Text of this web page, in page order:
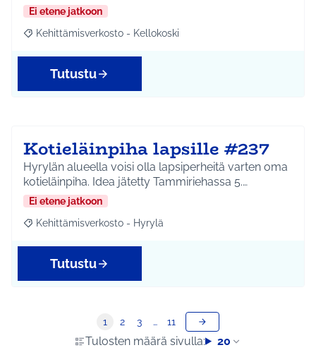
Ei etene jatkoon
Rajaa tulokset aihepiirin mukaan: Kehittämisverkosto -
Kehittämisverkosto - Kellokoski
Tutustu
Kotieläinpiha lapsille #237
Hyrylän alueella voisi olla lapsiperheitä varten oma
kotieläinpiha. Idea jätetty Tammiriehassa 5.…
Ei etene jatkoon
Rajaa tulokset aihepiirin mukaan: Kehittämisverkosto - Hyrylä
Kehittämisverkosto - Hyrylä
Tutustu
Tulosten määrä sivulla: 20
1 2 3 … 11